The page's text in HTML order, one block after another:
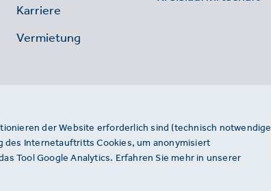
Karriere
Vermietung
der Website erforderlich sind (technisch notwendige
des Internetauftritts Cookies, um anonymisiert
Tool Google Analytics. Erfahren Sie mehr in unserer